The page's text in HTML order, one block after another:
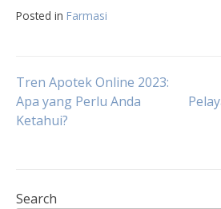
Posted in Farmasi
Post
navigation
Tren Apotek Online 2023:
Apa yang Perlu Anda
Ketahui?
Search